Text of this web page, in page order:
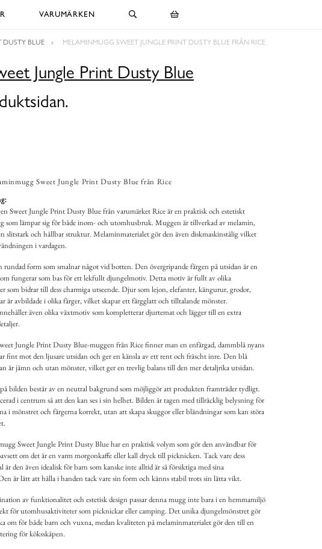
VARUMÄRKEN
DUSTY BLUE MELAMINMUGG SWEET JUNGLE PRINT DUSTY BLUE FRÅN RICE
Jungle Print Dusty Blue
Sweet Jungle Print Dusty Blue från Rice
Sweet Jungle Print Dusty Blue från varumärket Rice är en praktisk och estetiskt
som lämpar sig för både inom- och utomhusbruk. Muggen är tillverkad av melamin,
slitstark och hållbar struktur. Melaminmaterialet gör den även diskmaskinstålig vilket
i vardagen.
rundad form som smalnar något vid botten. Den övergripande färgen på utsidan är en
fungerar som bas för ett lekfullt djungelmotiv. Detta motiv är fullt av olika
som bidrar till dess charmiga utseende. Djur som lejon, elefanter, kängurur, grodor,
är avbildade i olika färger, vilket skapar ett färgglatt och tilltalande mönster.
även olika växtmotiv som kompletterar djurtemat och lägger till en extra
Jungle Print Dusty Blue-muggen från Rice finner man en enfärgad, dammblå nyans
fint mot den ljusare utsidan och ger en känsla av ett rent och fräscht inre. Den blå
är jämn och utan mönster, vilket ger en trevlig balans till den mer detaljrika utsidan.
bilden består av en neutral bakgrund som möjliggör att produkten framträder tydligt.
i centrum så att den kan ses i sin helhet. Bilden är tagen med tillräcklig belysning för
i mönstret och färgerna korrekt, utan att skapa skuggor eller bländningar som kan störa
Sweet Jungle Print Dusty Blue har en praktisk volym som gör den användbar för
om det är en varm morgonkaffe eller kall dryck till picknicken. Tack vare dess
är den även idealisk för barn som kanske inte alltid är så försiktiga med sina
är lätt att hålla i handen tack vare sin form och känns stabil trots sin lätta vikt.
av funktionalitet och estetisk design passar denna mugg inte bara i en hemmamiljö
för utomhusaktiviteter som picknickar eller camping. Det unika djungelmönstret gör
om för både barn och vuxna, medan kvaliteten på melaminmaterialet gör den till en
för köksskåpen.